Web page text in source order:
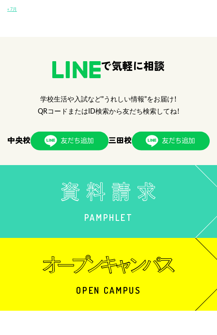
« 7月
で気軽に相談
学校生活や入試など"うれしい情報"をお届け！
QRコードまたはID検索から友だち検索してね！
中央校 三田校
PAMPHLET
OPEN CAMPUS